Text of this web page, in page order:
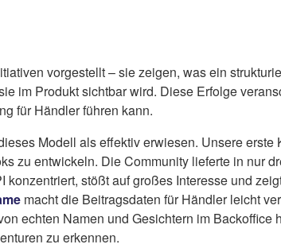
vorgestellt – sie zeigen, was ein
im Produkt sichtbar wird. Diese Erfolge
für Händler führen kann.
Modell als effektiv erwiesen. Unsere erste
zu entwickeln. Die Community lieferte in nur
stößt auf großes Interesse und
macht die Beitragsdaten für Händler leicht
echten Namen und Gesichtern im
zu erkennen.